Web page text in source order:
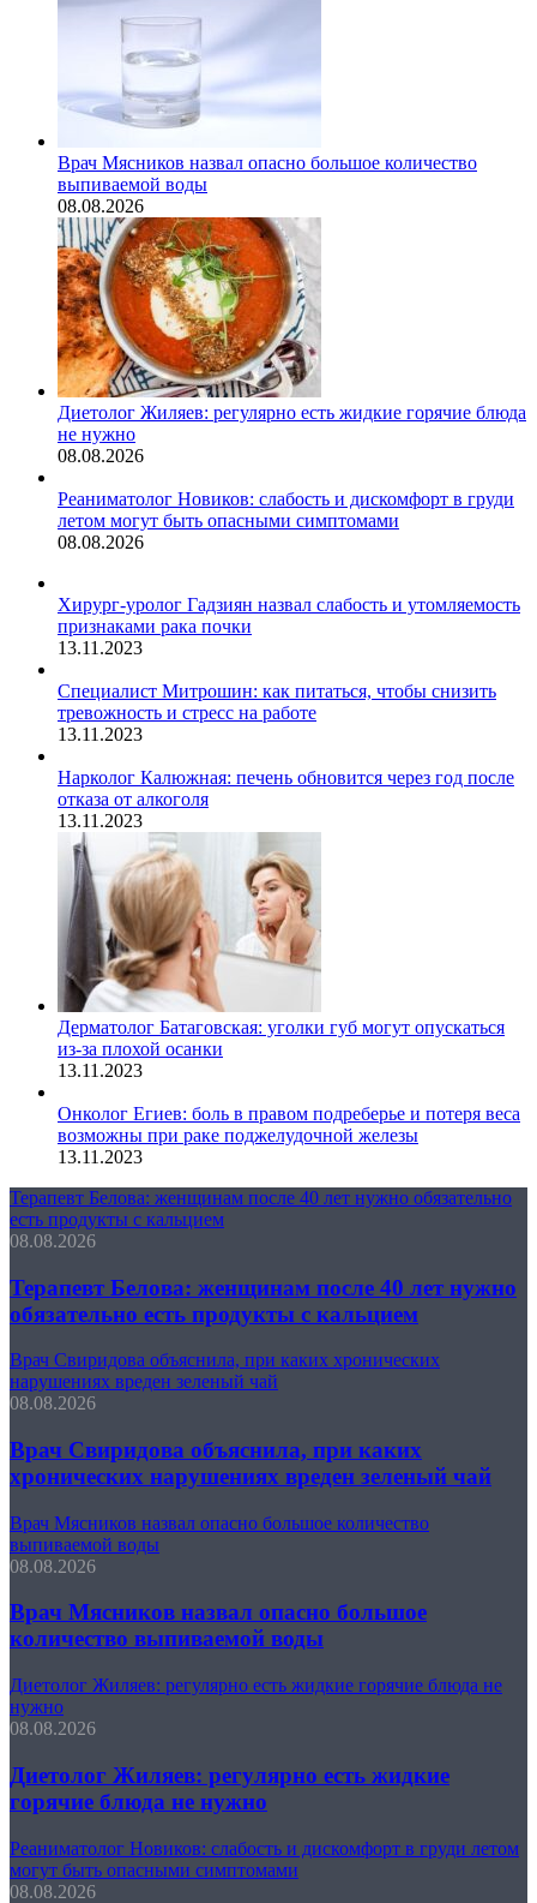
Врач Мясников назвал опасно большое количество
выпиваемой воды
08.08.2026
Диетолог Жиляев: регулярно есть жидкие горячие блюда
не нужно
08.08.2026
Реаниматолог Новиков: слабость и дискомфорт в груди
летом могут быть опасными симптомами
08.08.2026
Хирург-уролог Гадзиян назвал слабость и утомляемость
признаками рака почки
13.11.2023
Специалист Митрошин: как питаться, чтобы снизить
тревожность и стресс на работе
13.11.2023
Нарколог Калюжная: печень обновится через год после
отказа от алкоголя
13.11.2023
Дерматолог Батаговская: уголки губ могут опускаться
из-за плохой осанки
13.11.2023
Онколог Егиев: боль в правом подреберье и потеря веса
возможны при раке поджелудочной железы
13.11.2023
Терапевт Белова: женщинам после 40 лет нужно обязательно
есть продукты с кальцием
08.08.2026
Терапевт Белова: женщинам после 40 лет нужно
обязательно есть продукты с кальцием
Врач Свиридова объяснила, при каких хронических
нарушениях вреден зеленый чай
08.08.2026
Врач Свиридова объяснила, при каких
хронических нарушениях вреден зеленый чай
Врач Мясников назвал опасно большое количество
выпиваемой воды
08.08.2026
Врач Мясников назвал опасно большое
количество выпиваемой воды
Диетолог Жиляев: регулярно есть жидкие горячие блюда не
нужно
08.08.2026
Диетолог Жиляев: регулярно есть жидкие
горячие блюда не нужно
Реаниматолог Новиков: слабость и дискомфорт в груди летом
могут быть опасными симптомами
08.08.2026